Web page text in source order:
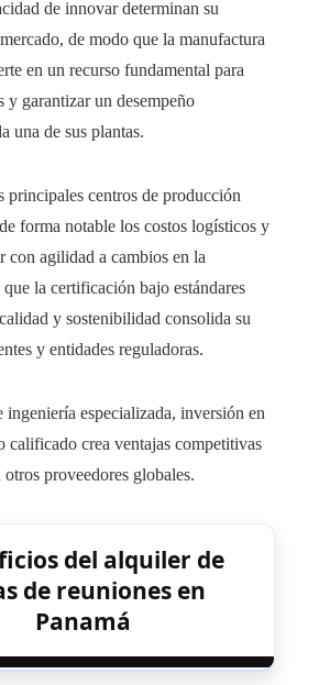
de innovar determinan su
de modo que la manufactura
en un recurso fundamental para
y garantizar un desempeño
una de sus plantas.
principales centros de producción
forma notable los costos logísticos y
con agilidad a cambios en la
la certificación bajo estándares
y sostenibilidad consolida su
y entidades reguladoras.
especializada, inversión en
calificado crea ventajas competitivas
otros proveedores globales.
del alquiler de
de reuniones en
Panamá